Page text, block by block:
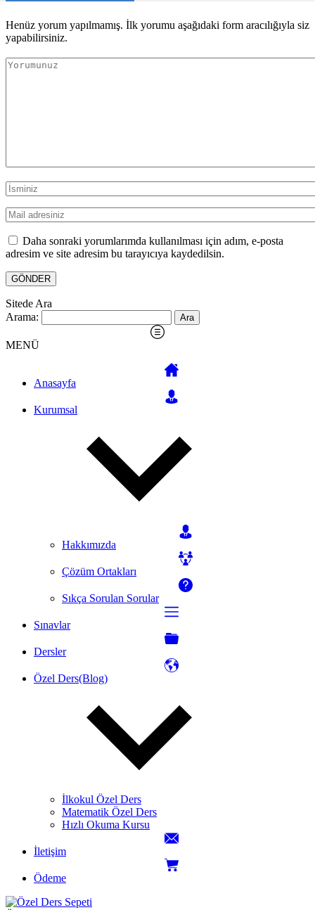
Henüz yorum yapılmamış. İlk yorumu aşağıdaki form aracılığıyla siz
yapabilirsiniz.
Daha sonraki yorumlarımda kullanılması için adım, e-posta
adresim ve site adresim bu tarayıcıya kaydedilsin.
Sitede Ara
Arama:
MENÜ
Anasayfa
Kurumsal
Hakkımızda
Çözüm Ortakları
Sıkça Sorulan Sorular
Sınavlar
Dersler
Özel Ders(Blog)
İlkokul Özel Ders
Matematik Özel Ders
Hızlı Okuma Kursu
İletişim
Ödeme